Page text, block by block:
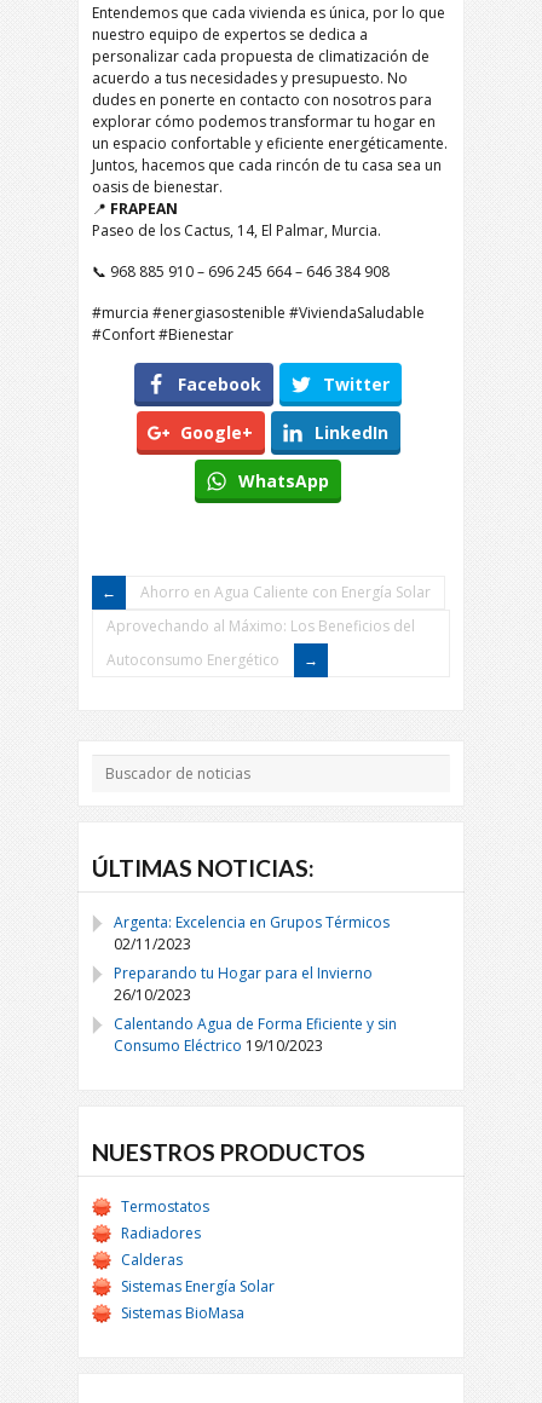
Entendemos que cada vivienda es única, por lo que
nuestro equipo de expertos se dedica a
personalizar cada propuesta de climatización de
acuerdo a tus necesidades y presupuesto. No
dudes en ponerte en contacto con nosotros para
explorar cómo podemos transformar tu hogar en
un espacio confortable y eficiente energéticamente.
Juntos, hacemos que cada rincón de tu casa sea un
oasis de bienestar.
📍 FRAPEAN
Paseo de los Cactus, 14, El Palmar, Murcia.
📞 968 885 910 – 696 245 664 – 646 384 908
#murcia #energiasostenible #ViviendaSaludable
#Confort #Bienestar
Facebook Twitter
Google+ LinkedIn
WhatsApp
Ahorro en Agua Caliente con Energía Solar
Aprovechando al Máximo: Los Beneficios del
Autoconsumo Energético
ÚLTIMAS NOTICIAS:
Argenta: Excelencia en Grupos Térmicos
02/11/2023
Preparando tu Hogar para el Invierno
26/10/2023
Calentando Agua de Forma Eficiente y sin
Consumo Eléctrico 19/10/2023
NUESTROS PRODUCTOS
Termostatos
Radiadores
Calderas
Sistemas Energía Solar
Sistemas BioMasa